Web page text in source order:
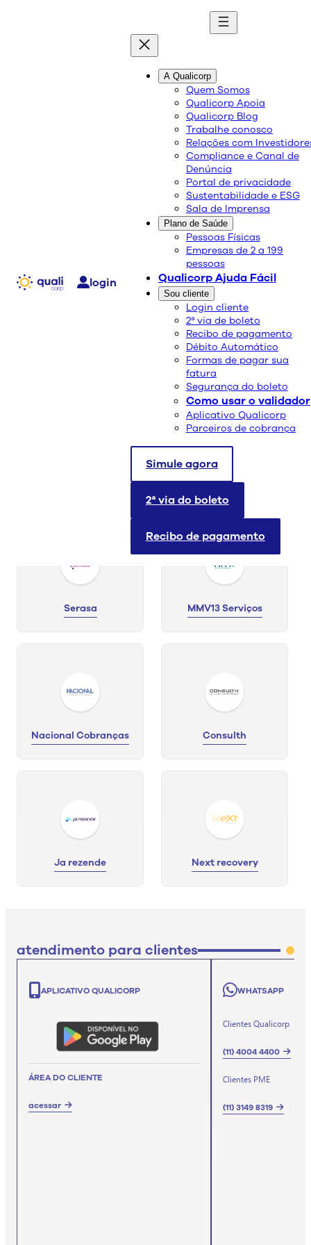
login
A Qualicorp
Quem Somos
Qualicorp Apoia
Qualicorp Blog
Trabalhe conosco
Relações com
Compliance e Canal de
Denúncia
Portal de privacidade
Sustentabilidade e ESG
Sala de Imprensa
Plano de Saúde
Pessoas Físicas
Empresas de 2 a 199
pessoas
Qualicorp Ajuda Fácil
Sou cliente
Login cliente
2ª via de boleto
Recibo de pagamento
Débito Automático
Formas de pagar sua
fatura
Segurança do boleto
Como usar o validador
Aplicativo Qualicorp
Parceiros de cobrança
Simule agora
2ª via do boleto
Recibo de pagamento
Na Qualicorp temos as melhores
Conheça nossos parceiros
A Qualicorp conta com o apoio de empresas de
cobrança que você pode confiar.
Se receber contato de outra empresa ou achar
algo suspeito, fale com a gente.
Easycob
Serasa MMV13 Serviços
Nacional Cobranças Consulth
Ja rezende Next recovery
atendimento para clientes
APLICATIVO QUALICORP
ÁREA DO CLIENTE
acessar
WHATSAPP
Clientes Qualicorp
(11) 4004 4400
Clientes PME
(11) 3149 8319